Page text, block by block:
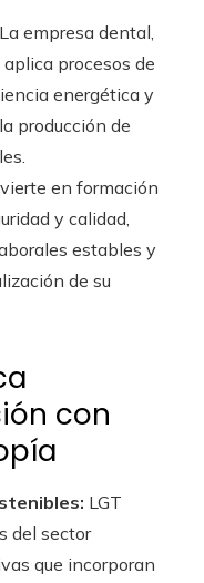
La empresa dental,
procesos de
energética y
producción de
en formación
y calidad,
estables y
de su
con
LGT
del sector
que incorporan